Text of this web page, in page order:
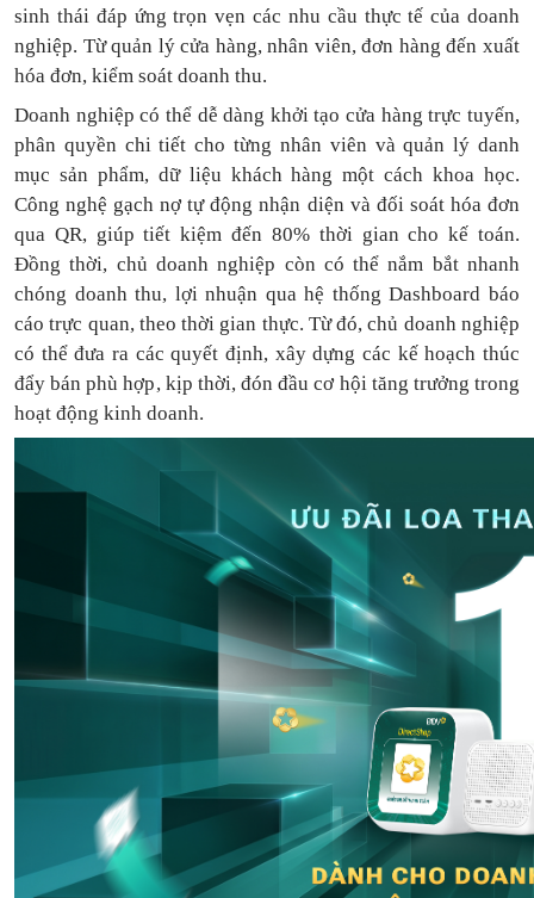
sinh thái đáp ứng trọn vẹn các nhu cầu thực tế của doanh
nghiệp. Từ quản lý cửa hàng, nhân viên, đơn hàng đến xuất
hóa đơn, kiểm soát doanh thu.
Doanh nghiệp có thể dễ dàng khởi tạo cửa hàng trực tuyến,
phân quyền chi tiết cho từng nhân viên và quản lý danh
mục sản phẩm, dữ liệu khách hàng một cách khoa học.
Công nghệ gạch nợ tự động nhận diện và đối soát hóa đơn
qua QR, giúp tiết kiệm đến 80% thời gian cho kế toán.
Đồng thời, chủ doanh nghiệp còn có thể nắm bắt nhanh
chóng doanh thu, lợi nhuận qua hệ thống Dashboard báo
cáo trực quan, theo thời gian thực. Từ đó, chủ doanh nghiệp
có thểđưa ra các quyết định, xây dựng các kế hoạch thúc
đẩy bán phù hợp, kịp thời, đón đầu cơ hội tăng trưởng trong
hoạt động kinh doanh.